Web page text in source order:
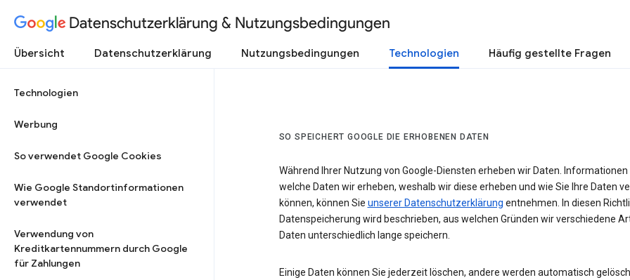
Datenschutzerklärung & Nutzungsbedingungen
Übersicht Datenschutzerklärung Nutzungsbedingungen Technologien Häufig gestellte Fragen
Technologien
Werbung
So verwendet Google Cookies
Wie Google Standortinformationen
verwendet
Verwendung von
Kreditkartennummern durch Google
für Zahlungen
SO SPEICHERT GOOGLE DIE ERHOBENEN DATEN
Während Ihrer Nutzung von Google-Diensten erheben wir Daten. Informationen
welche Daten wir erheben, weshalb wir diese erheben und wie Sie Ihre Daten
können, können Sie unserer Datenschutzerklärung entnehmen. In diesen
Datenspeicherung wird beschrieben, aus welchen Gründen wir verschiedene
Daten unterschiedlich lange speichern.
Einige Daten können Sie jederzeit löschen, andere werden automatisch